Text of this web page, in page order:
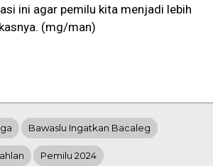
ini agar pemilu kita menjadi lebih
(mg/man)
Bawaslu Ingatkan Bacaleg
Pemilu 2024